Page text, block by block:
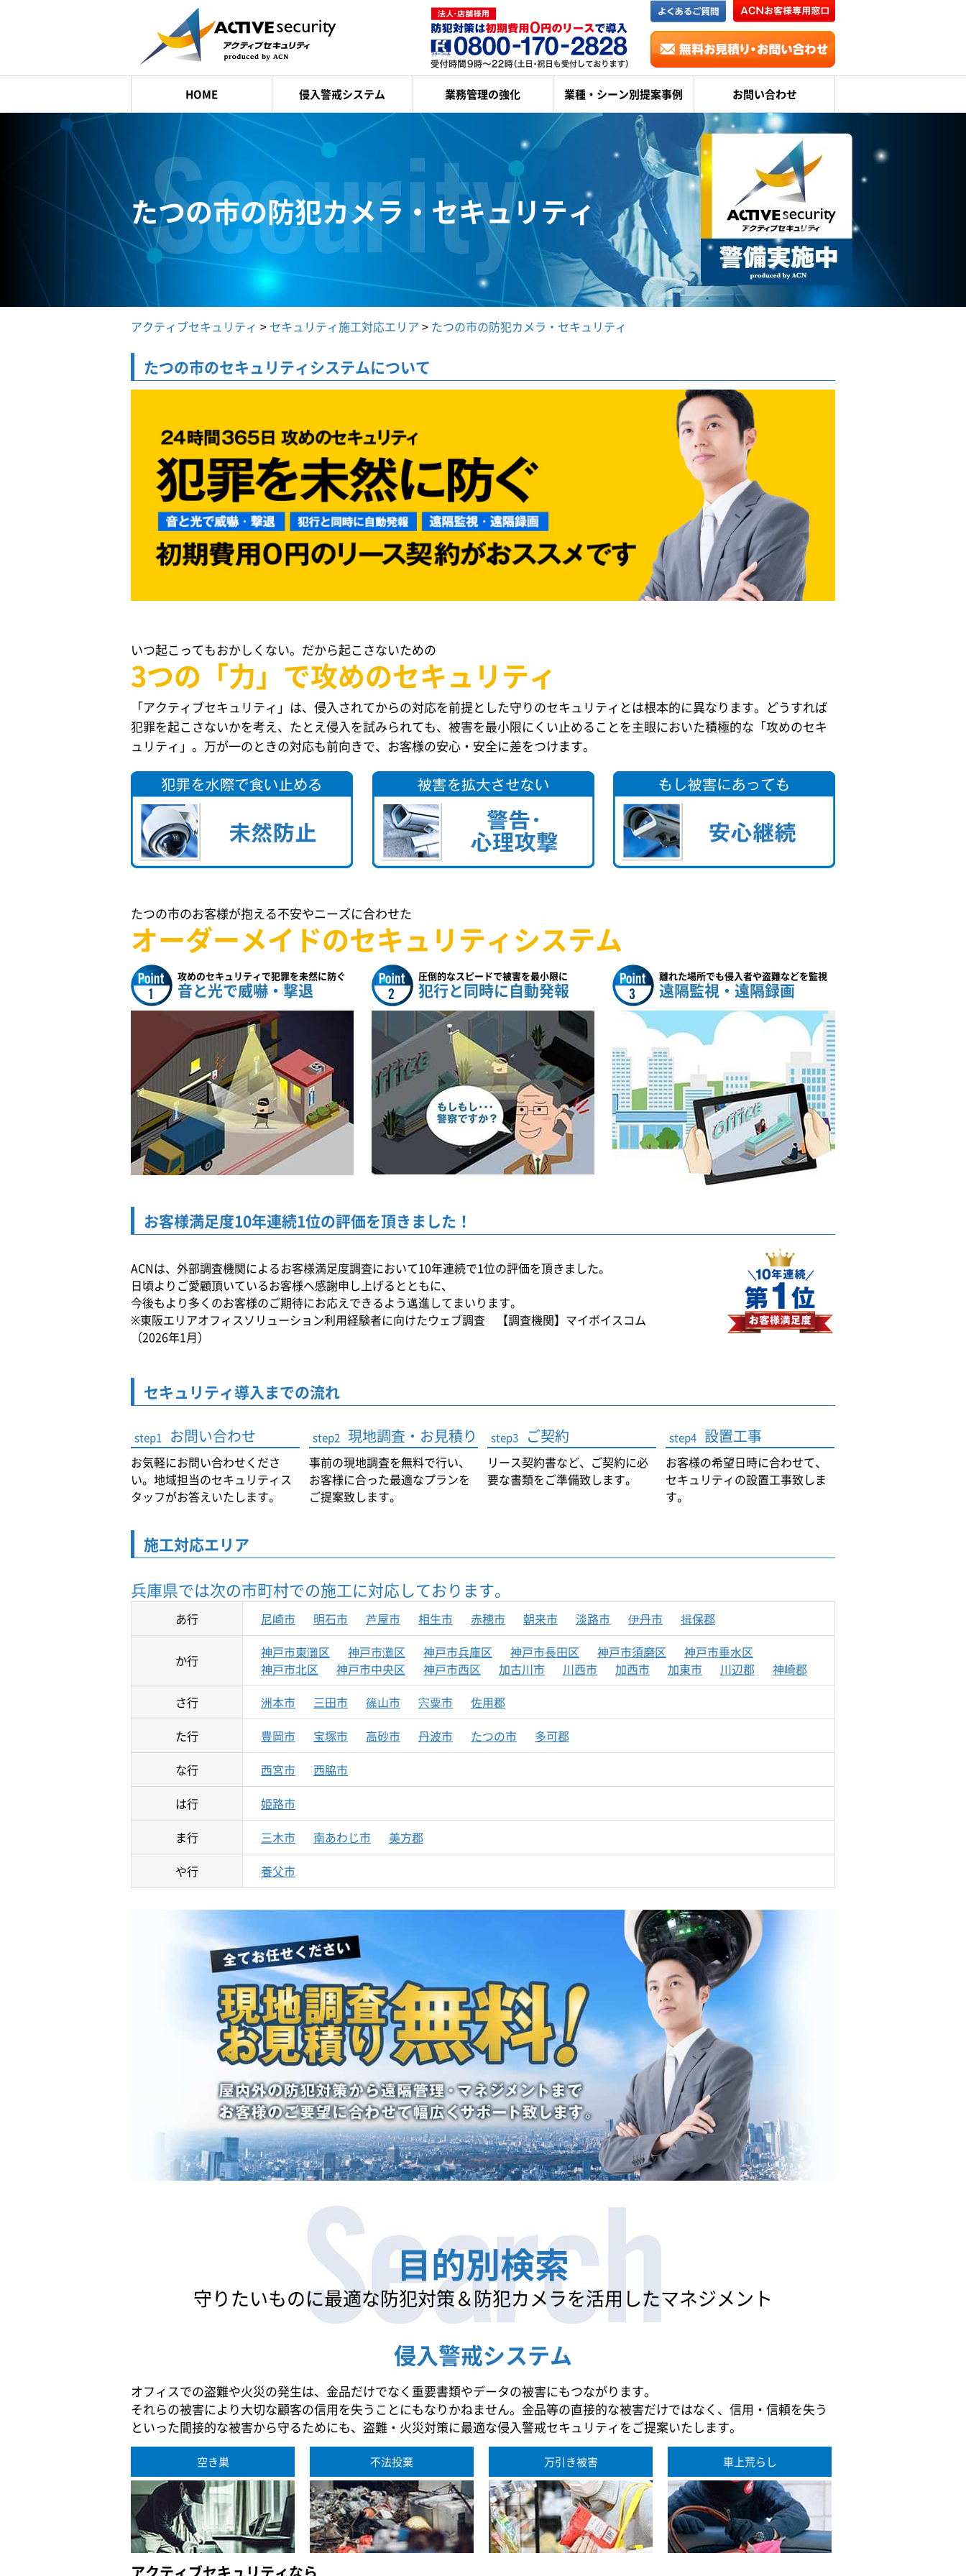
HOME 侵入警戒システム 業務管理の強化 業種・シーン別提案事例 お問い合わせ
たつの市の防犯カメラ・セキュリティ
アクティブセキュリティ > セキュリティ施工対応エリア > たつの市の防犯カメラ・セキュリティ
たつの市のセキュリティシステムについて
いつ起こってもおかしくない。だから起こさないための
3つの「力」で攻めのセキュリティ
「アクティブセキュリティ」は、侵入されてからの対応を前提とした守りのセキュリティとは根本的に異なります。どうすれば
犯罪を起こさないかを考え、たとえ侵入を試みられても、被害を最小限にくい止めることを主眼においた積極的な「攻めのセキ
ュリティ」。万が一のときの対応も前向きで、お客様の安心・安全に差をつけます。
たつの市のお客様が抱える不安やニーズに合わせた
オーダーメイドのセキュリティシステム
攻めのセキュリティで犯罪を未然に防ぐ
音と光で威嚇・撃退
圧倒的なスピードで被害を最小限に
犯行と同時に自動発報
離れた場所でも侵入者や盗難などを監視
遠隔監視・遠隔録画
お客様満足度10年連続1位の評価を頂きました！
ACNは、外部調査機関によるお客様満足度調査において10年連続で1位の評価を頂きました。
日頃よりご愛顧頂いているお客様へ感謝申し上げるとともに、
今後もより多くのお客様のご期待にお応えできるよう邁進してまいります。
※東阪エリアオフィスソリューション利用経験者に向けたウェブ調査 【調査機関】マイボイスコム
（2026年1月）
セキュリティ導入までの流れ
step1 お問い合わせ
お気軽にお問い合わせくださ
い。地域担当のセキュリティス
タッフがお答えいたします。
step2 現地調査・お見積り
事前の現地調査を無料で行い、
お客様に合った最適なプランを
ご提案致します。
step3 ご契約
リース契約書など、ご契約に必
要な書類をご準備致します。
step4 設置工事
お客様の希望日時に合わせて、
セキュリティの設置工事致しま
す。
施工対応エリア
兵庫県では次の市町村での施工に対応しております。
あ行 尼崎市 明石市 芦屋市 相生市 赤穂市 朝来市 淡路市 伊丹市 揖保郡
か行 神戸市東灘区 神戸市灘区 神戸市兵庫区 神戸市長田区 神戸市須磨区
神戸市垂水区
神戸市北区
神戸市中央区 神戸市西区 加古川市 川西市 加西市 加東市 川辺郡
神崎郡
さ行
洲本市 三田市 篠山市 宍粟市
佐用郡
た行
豊岡市 宝塚市 高砂市 丹波市 たつの市
多可郡
な行
西宮市
西脇市
は行
姫路市
ま行
三木市 南あわじ市
美方郡
や行
養父市
目的別検索
守りたいものに最適な防犯対策＆防犯カメラを活用したマネジメント
侵入警戒システム
オフィスでの盗難や火災の発生は、金品だけでなく重要書類やデータの被害にもつながります。
それらの被害により大切な顧客の信用を失うことにもなりかねません。金品等の直接的な被害だけではなく、信用・信頼を失う
といった間接的な被害から守るためにも、盗難・火災対策に最適な侵入警戒セキュリティをご提案いたします。
空き巣 不法投棄 万引き被害 車上荒らし